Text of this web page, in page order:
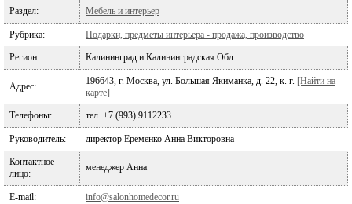
Раздел: Мебель и интерьер
Рубрика: Подарки, предметы интерьера - продажа, производство
Регион: Калининград и Калининградская Обл.
Адрес: 196643, г. Москва, ул. Большая Якиманка, д. 22, к. г. [Найти на
карте]
Телефоны: тел. +7 (993) 9112233
Руководитель: директор Еременко Анна Викторовна
Контактное
лицо:
менеджер Анна
E-mail: info@salonhomedecor.ru